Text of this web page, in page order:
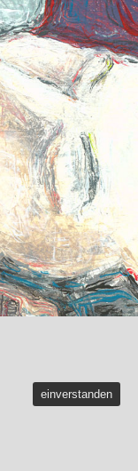
einverstanden